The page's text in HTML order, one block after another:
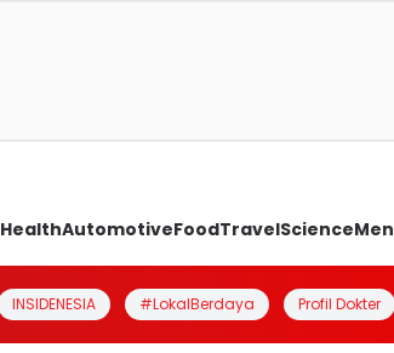
HealthAutomotiveFoodTravelScienceMen
INSIDENESIA #LokalBerdaya Profil Dokter